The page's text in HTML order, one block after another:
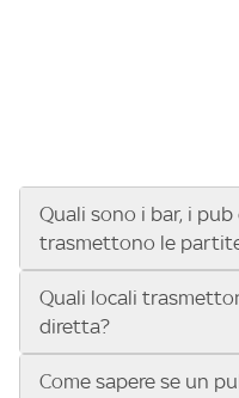
Quali sono i bar, i pub
trasmettono le
Se cerchi un bar, pub,
vedere le partite di Serie A
UEFA Champions
Conference League, il
Quali locali
diretta?
Vuoi sapere quali bar,
Come sapere se un